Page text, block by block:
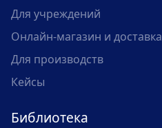
Для учреждений
Онлайн-магазин и доставка
Для производств
Кейсы
Библиотека